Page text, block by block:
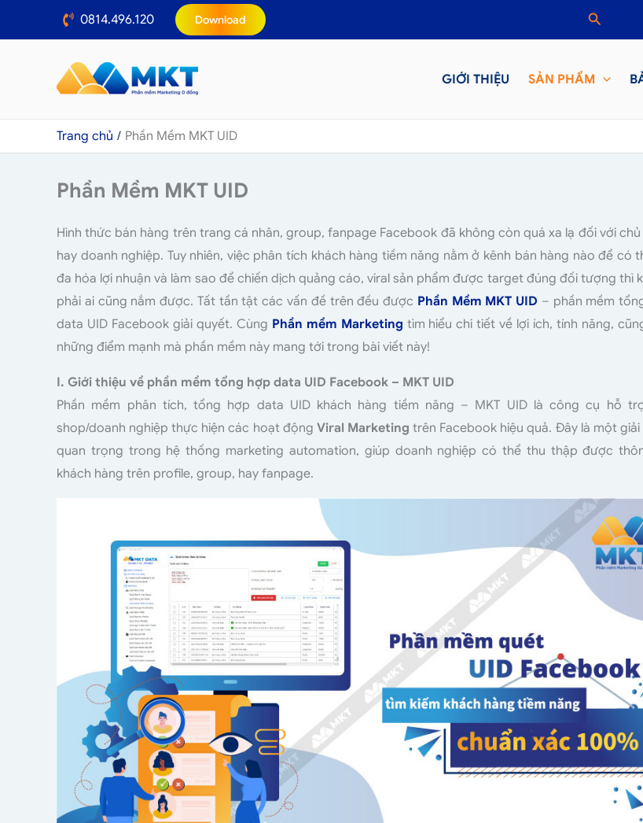
0814.496.120 Download
Tìm
GIỚI THIỆU SẢN PHẨM
Trang chủ Phần Mềm MKT UID
Phần Mềm MKT UID
Hình thức bán hàng trên trang cá nhân, group, fanpage Facebook đã không còn quá xa lạ đối với
hay doanh nghiệp. Tuy nhiên, việc phân tích khách hàng tiềm năng nằm ở kênh bán hàng nào để có
đa hóa lợi nhuận và làm sao để chiến dịch quảng cáo, viral sản phẩm được target đúng đối tượng thì
phải ai cũng nắm được. Tất tần tật các vấn đề trên đều được Phần Mềm MKT UID – phần mềm
data UID Facebook giải quyết. Cùng Phần mềm Marketing tìm hiểu chi tiết về lợi ích, tính năng,
những điểm mạnh mà phần mềm này mang tới trong bài viết này!
I. Giới thiệu về phần mềm tổng hợp data UID Facebook – MKT UID
Phần mềm phân tích, tổng hợp data UID khách hàng tiềm năng – MKT UID là công cụ hỗ
shop/doanh nghiệp thực hiện các hoạt động Viral Marketing trên Facebook hiệu quả. Đây là một giải
quan trọng trong hệ thống marketing automation, giúp doanh nghiệp có thể thu thập được
khách hàng trên profile, group, hay fanpage.